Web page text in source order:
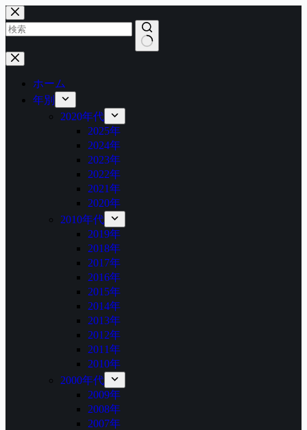
コ
ン
テ
ン
ツ
結
ホーム
年別
2020年代
2025年
2024年
2023年
2022年
2021年
2020年
2010年代
2019年
2018年
2017年
2016年
2015年
2014年
2013年
2012年
2011年
2010年
2000年代
2009年
2008年
2007年